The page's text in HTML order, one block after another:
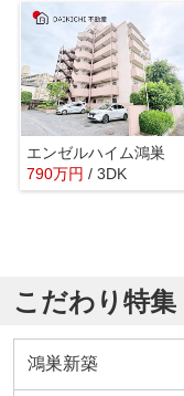
エンゼルハイム鴻巣
790万円 / 3DK
こだわり特集
鴻巣新築